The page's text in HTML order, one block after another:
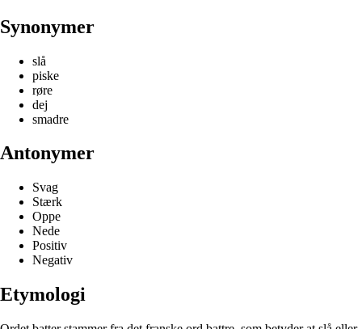
Synonymer
slå
piske
røre
dej
smadre
Antonymer
Svag
Stærk
Oppe
Nede
Positiv
Negativ
Etymologi